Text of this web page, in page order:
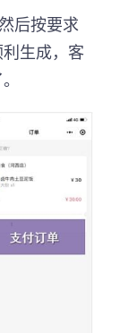
后按要求
生成，客